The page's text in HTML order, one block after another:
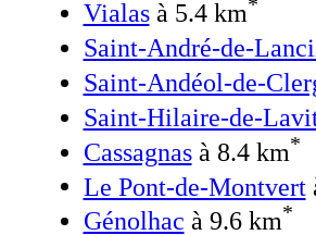
Vialasà 5.4 km*
Saint-André-de-
Saint-Andéol-de-
Saint-Hilaire-de-
Cassagnasà 8.4 km*
Le Pont-de-Montvert
Génolhac à 9.6 km*